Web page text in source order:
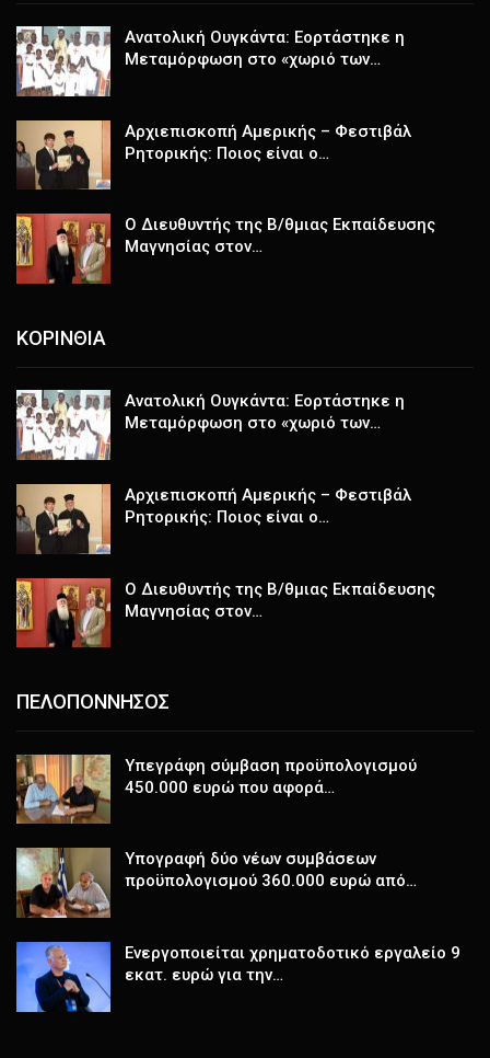
Ανατολική Ουγκάντα: Εορτάστηκε η
Μεταμόρφωση στο «χωριό των…
Αρχιεπισκοπή Αμερικής – Φεστιβάλ
Ρητορικής: Ποιος είναι ο…
Ο Διευθυντής της Β/θμιας Εκπαίδευσης
Μαγνησίας στον…
ΚΟΡΙΝΘΙΑ
Ανατολική Ουγκάντα: Εορτάστηκε η
Μεταμόρφωση στο «χωριό των…
Αρχιεπισκοπή Αμερικής – Φεστιβάλ
Ρητορικής: Ποιος είναι ο…
Ο Διευθυντής της Β/θμιας Εκπαίδευσης
Μαγνησίας στον…
ΠΕΛΟΠΟΝΝΗΣΟΣ
Υπεγράφη σύμβαση προϋπολογισμού
450.000 ευρώ που αφορά…
Υπογραφή δύο νέων συμβάσεων
προϋπολογισμού 360.000 ευρώ από…
Ενεργοποιείται χρηματοδοτικό εργαλείο 9
εκατ. ευρώ για την…